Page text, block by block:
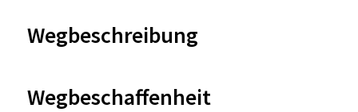
Wegbeschreibung
Wegbeschaffenheit